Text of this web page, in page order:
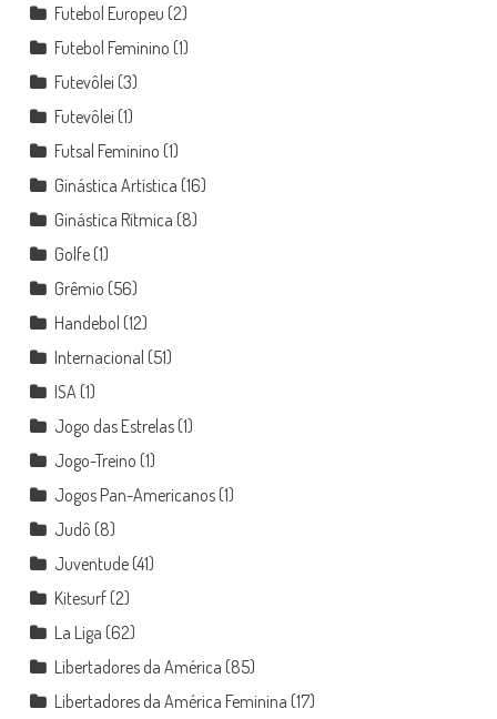
Futebol Europeu (2)
Futebol Feminino (1)
Futevôlei (3)
Futevôlei (1)
Futsal Feminino (1)
Ginástica Artística (16)
Ginástica Rítmica (8)
Golfe(1)
Grêmio (56)
Handebol (12)
Internacional (51)
ISA (1)
Jogo das Estrelas(1)
Jogo-Treino (1)
Jogos Pan-Americanos(1)
Judô (8)
Juventude(41)
Kitesurf(2)
La Liga (62)
Libertadores da América (85)
Libertadores da América Feminina (17)